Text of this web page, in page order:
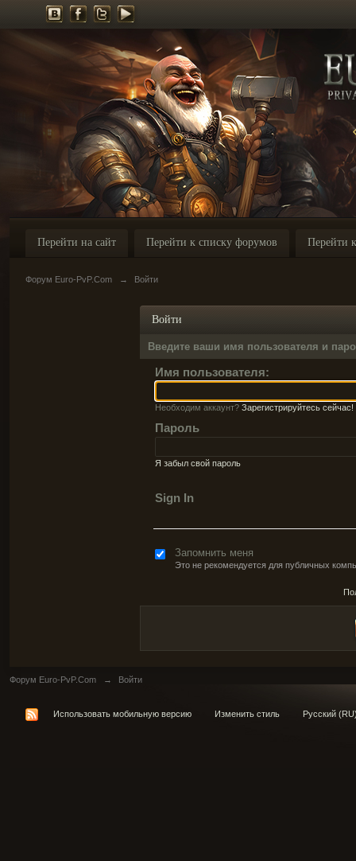
Перейти на сайт Перейти к списку форумов Перейти
Форум Euro-PvP.Com → Войти
Войти
Введите ваши имя пользователя и
Имя пользователя:
Необходим аккаунт? Зарегистрируйтесь сейчас!
Пароль
Я забыл свой пароль
Sign In
Запомнить меня
Это не рекомендуется для публичных
Форум Euro-PvP.Com → Войти
Использовать мобильную версию Изменить стиль Русский